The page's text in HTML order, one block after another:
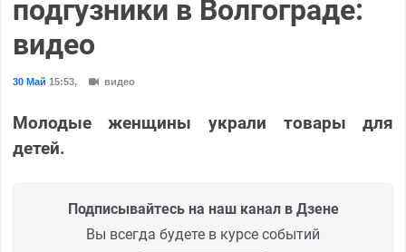
подгузники в Волгограде:
видео
30 Май 15:53, видео
Молодые женщины украли товары для
детей.
Подписывайтесь на наш канал в Дзене
Вы всегда будете в курсе событий